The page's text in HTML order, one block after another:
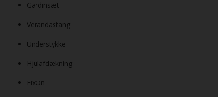
Gardinsæt
Verandastang
Understykke
Hjulafdækning
FixOn